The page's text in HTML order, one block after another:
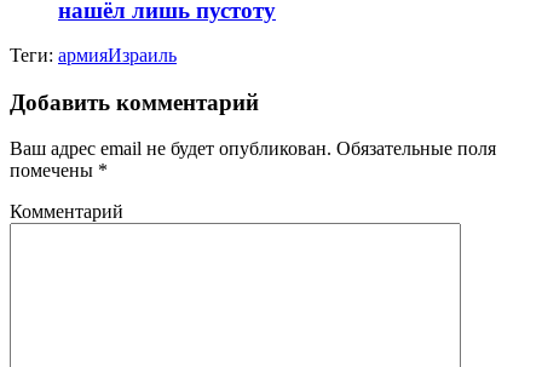
нашёл лишь пустоту
Теги: армияИзраиль
Добавить комментарий
Ваш адрес email не будет опубликован. Обязательные поля
помечены *
Комментарий